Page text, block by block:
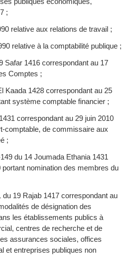
;
relative aux relations de travail ;
relative à la comptabilité publique ;
Safar 1416 correspondant au 17
Comptes ;
Kaada 1428 correspondant au 25
système comptable financier ;
correspondant au 29 juin 2010
comptable, de commissaire aux
;
du 14 Joumada Ethania 1431
nomination des membres du
19 Rajab 1417 correspondant au
de désignation des
les établissements publics à
centres de recherche et de
assurances sociales, offices
et entreprises publiques non